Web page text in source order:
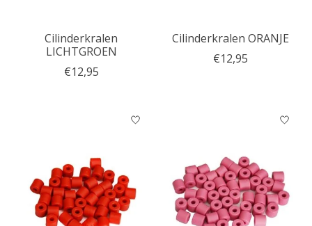
Cilinderkralen
LICHTGROEN
€12,95
Cilinderkralen ORANJE
€12,95